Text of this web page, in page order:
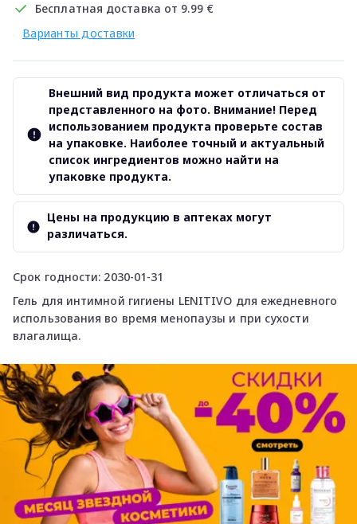
Бесплатная доставка от 9.99 €
Варианты доставки
Срок годности: 2030-01-31
Гель для интимной гигиены LENITIVO для ежедневного
использования во время менопаузы и при сухости
влагалища.
Внешний вид продукта может отличаться от
представленного на фото. Внимание! Перед
использованием продукта проверьте состав
на упаковке. Наиболее точный и актуальный
список ингредиентов можно найти на
упаковке продукта.
Цены на продукцию в аптеках могут
различаться.